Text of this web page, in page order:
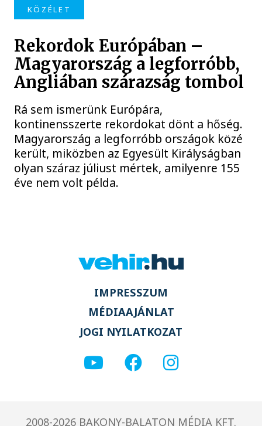
KÖZÉLET
Rekordok Európában –
Magyarország a legforróbb,
Angliában szárazság tombol
Rá sem ismerünk Európára,
kontinensszerte rekordokat dönt a hőség.
Magyarország a legforróbb országok közé
került, miközben az Egyesült Királyságban
olyan száraz júliust mértek, amilyenre 155
éve nem volt példa.
IMPRESSZUM
MÉDIAAJÁNLAT
JOGI NYILATKOZAT
2008-2026 BAKONY-BALATON MÉDIA KFT.